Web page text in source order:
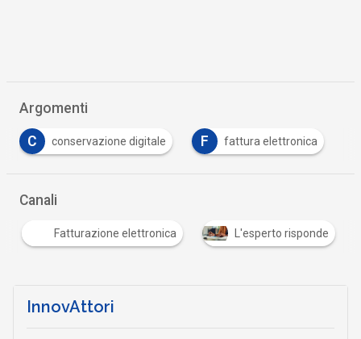
Argomenti
C conservazione digitale F fattura elettronica
Canali
Fatturazione elettronica L'esperto risponde
InnovAttori